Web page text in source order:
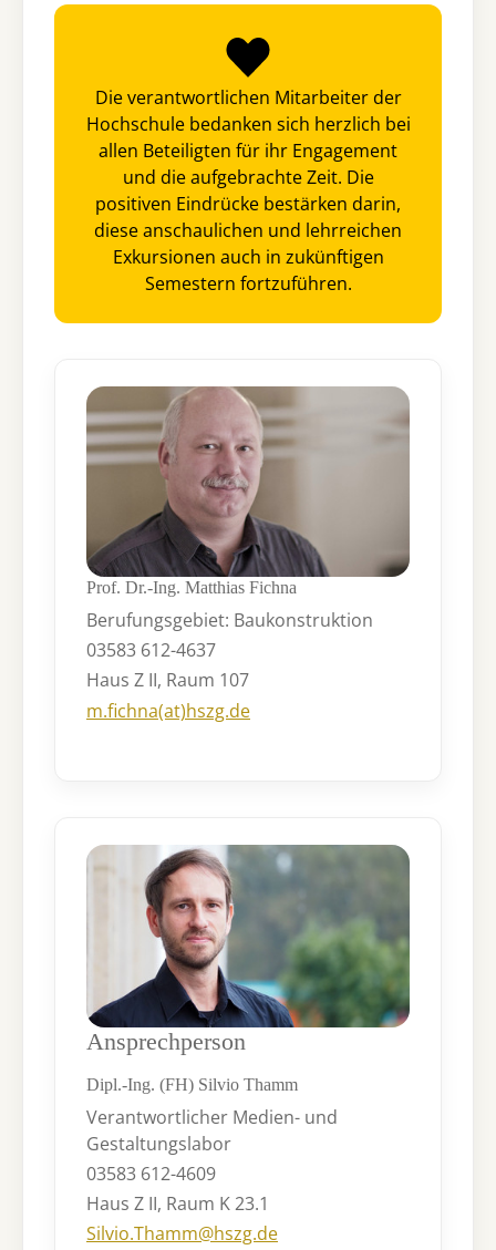
Die verantwortlichen Mitarbeiter der
Hochschule bedanken sich herzlich bei
allen Beteiligten für ihr Engagement
und die aufgebrachte Zeit. Die
positiven Eindrücke bestärken darin,
diese anschaulichen und lehrreichen
Exkursionen auch in zukünftigen
Semestern fortzuführen.
Prof. Dr.-Ing. Matthias Fichna
Berufungsgebiet: Baukonstruktion
03583 612-4637
Haus Z II, Raum 107
m.fichna(at)hszg.de
Ansprechperson
Dipl.-Ing. (FH) Silvio Thamm
Verantwortlicher Medien- und
Gestaltungslabor
03583 612-4609
Haus Z II, Raum K 23.1
Silvio.Thamm@hszg.de